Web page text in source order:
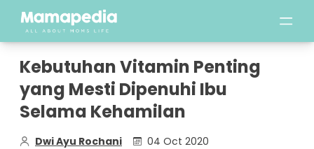
Kebutuhan Vitamin Penting
yang Mesti Dipenuhi Ibu
Selama Kehamilan
Dwi Ayu Rochani 04 Oct 2020